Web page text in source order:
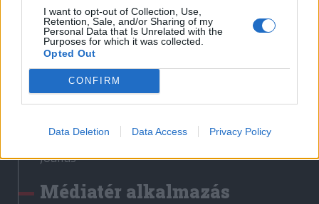
I want to opt-out of Collection, Use,
Retention, Sale, and/or Sharing of my
Personal Data that Is Unrelated with the
Purposes for which it was collected.
Opted Out
CONFIRM
Data Deletion Data Access Privacy Policy
Liget
Krónika
Bihari Napló
Erdélyi Napló
Főtér
Rádió GaGa
Jóállás
Médiatér alkalmazás